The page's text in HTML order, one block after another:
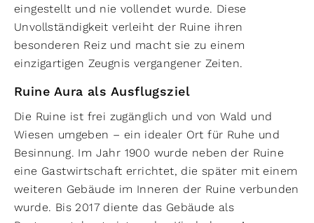
eingestellt und nie vollendet wurde. Diese
Unvollständigkeit verleiht der Ruine ihren
besonderen Reiz und macht sie zu einem
einzigartigen Zeugnis vergangener Zeiten.
Ruine Aura als Ausflugsziel
Die Ruine ist frei zugänglich und von Wald und
Wiesen umgeben – ein idealer Ort für Ruhe und
Besinnung. Im Jahr 1900 wurde neben der Ruine
eine Gastwirtschaft errichtet, die später mit einem
weiteren Gebäude im Inneren der Ruine verbunden
wurde. Bis 2017 diente das Gebäude als